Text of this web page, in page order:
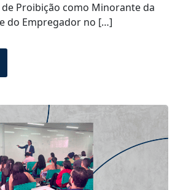
Proibição como Minorante da
do Empregador no […]